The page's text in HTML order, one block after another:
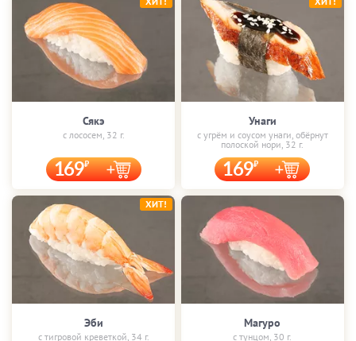
Сякэ
с лососем, 32 г.
169
Унаги
с угрём и соусом унаги, обёрнут
полоской нори, 32 г.
169
Эби
с тигровой креветкой, 34 г.
ХИТ!
Магуро
с тунцом, 30 г.